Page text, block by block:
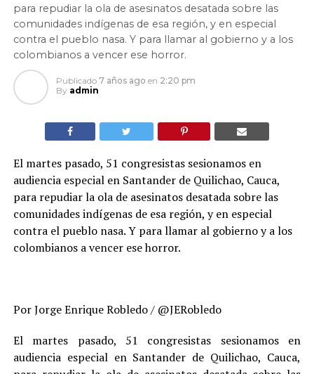
para repudiar la ola de asesinatos desatada sobre las
comunidades indígenas de esa región, y en especial
contra el pueblo nasa. Y para llamar al gobierno y a los
colombianos a vencer ese horror.
Publicado 7 años ago en 2:20 pm
By admin
El martes pasado, 51 congresistas sesionamos en
audiencia especial en Santander de Quilichao, Cauca,
para repudiar la ola de asesinatos desatada sobre las
comunidades indígenas de esa región, y en especial
contra el pueblo nasa. Y para llamar al gobierno y a los
colombianos a vencer ese horror.
Por Jorge Enrique Robledo / @JERobledo
El martes pasado, 51 congresistas sesionamos en
audiencia especial en Santander de Quilichao, Cauca,